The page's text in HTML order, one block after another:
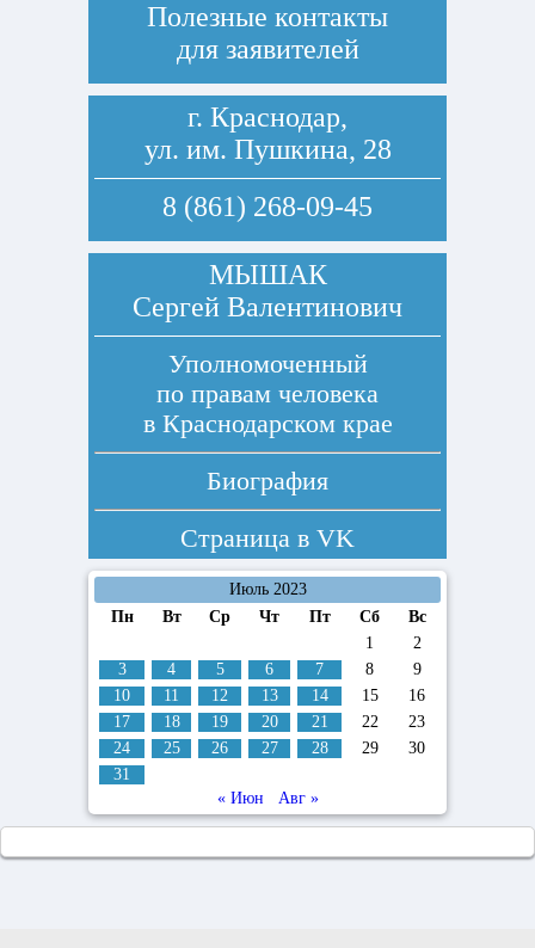
Полезные контакты
для заявителей
г. Краснодар,
ул. им. Пушкина, 28
8 (861) 268-09-45
МЫШАК
Сергей Валентинович
Уполномоченный
по правам человека
в Краснодарском крае
Биография
Страница в VK
Июль 2023
Пн
Вт Ср Чт Пт Сб
Вс
1
2
3
4 5 6 7 8
9
10
11 12 13 14 15
16
17
18 19 20 21 22
23
24
25 26 27 28 29
30
31
« Июн
Авг »